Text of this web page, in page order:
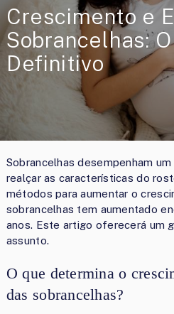
Crescimento e
Sobrancelhas:
Definitivo
Sobrancelhas desempenham
realçar as características do
métodos para aumentar o
sobrancelhas tem aumentado
anos. Este artigo oferecerá um
assunto.
O que determina o
das sobrancelhas?